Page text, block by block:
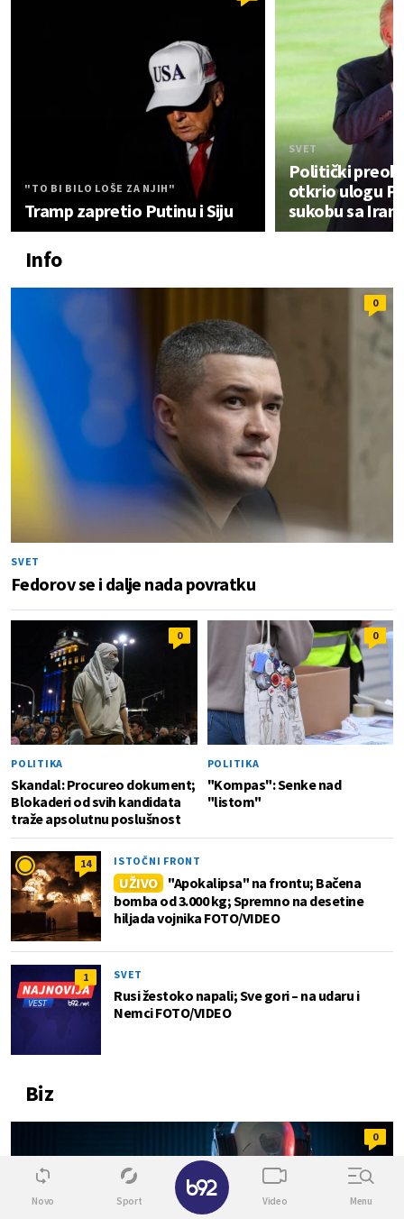
"TO BI BILO LOŠE ZA NJIH"
Tramp zapretio Putinu i Siju
SVET
Politički
otkrio ulogu
sukobu sa
Info
0
SVET
Fedorov se i dalje nada povratku
0
POLITIKA
Skandal: Procureo dokument;
Blokaderi od svih kandidata
traže apsolutnu poslušnost
0
POLITIKA
"Kompas": Senke nad
"listom"
14 ISTOČNI FRONT
UŽIVO
"Apokalipsa" na frontu; Bačena
bomba od 3.000 kg; Spremno na desetine
hiljada vojnika FOTO/VIDEO
1 SVET
Rusi žestoko napali; Sve gori – na udaru i
Nemci FOTO/VIDEO
Biz
0
Novo Sport Video Menu
✕